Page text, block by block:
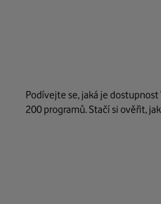
Podívejte se, jaká je
200 programů. Stačí si ověřit,